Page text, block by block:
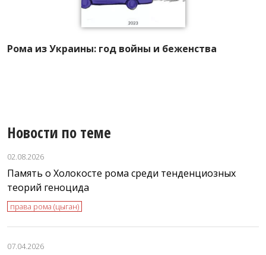
Рома из Украины: год войны и беженства
Новости по теме
02.08.2026
Память о Холокосте рома среди тенденциозных
теорий геноцида
права рома (цыган)
07.04.2026